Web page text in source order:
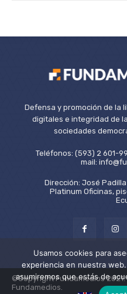
Defensa y promoción de la
digitales e integridad de
sociedades
Teléfonos: (593) 2 601-
mail:
Dirección: José
Platinum Oficinas,
©Copyright Fundamedios
Fundamedios.
Usamos cookies para
experiencia en nuestra
asumiremos que estás de